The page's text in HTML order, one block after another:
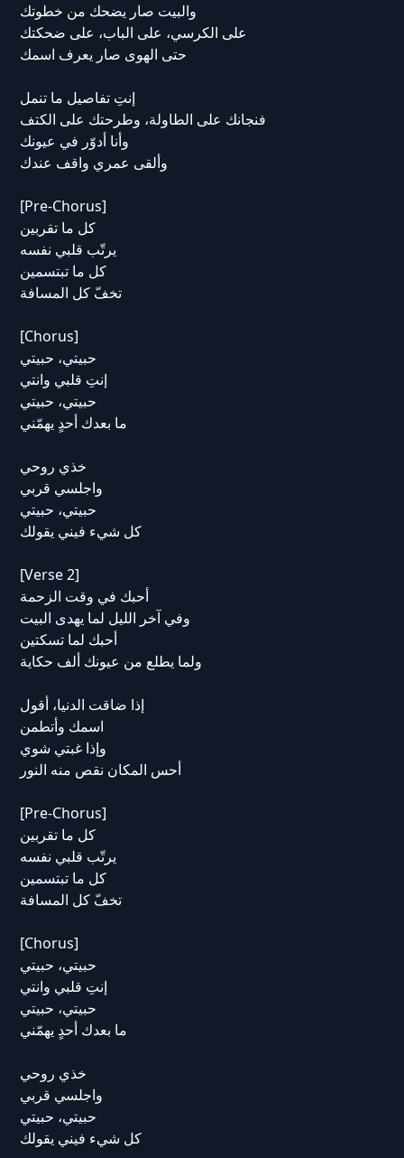
والبيت صار يضحك من خطوتك
على الكرسي، على الباب، على ضحكتك
حتى الهوى صار يعرف اسمك
إنتِ تفاصيل ما تنمل
فنجانك على الطاولة، وطرحتك على الكتف
وأنا أدوّر في عيونك
وألقى عمري واقف عندك
[Pre-Chorus]
كل ما تقربين
يرتّب قلبي نفسه
كل ما تبتسمين
تخفّ كل المسافة
[Chorus]
حبيتي، حبيتي
إنتِ قلبي وانتي
حبيتي، حبيتي
ما بعدك أحدٍ يهمّني
خذي روحي
واجلسي قربي
حبيتي، حبيتي
كل شيء فيني يقولك
[Verse 2]
أحبك في وقت الزحمة
وفي آخر الليل لما يهدى البيت
أحبك لما تسكتين
ولما يطلع من عيونك ألف حكاية
إذا ضاقت الدنيا، أقول
اسمك وأتطمن
وإذا غبتي شوي
أحس المكان نقص منه النور
[Pre-Chorus]
كل ما تقربين
يرتّب قلبي نفسه
كل ما تبتسمين
تخفّ كل المسافة
[Chorus]
حبيتي، حبيتي
إنتِ قلبي وانتي
حبيتي، حبيتي
ما بعدك أحدٍ يهمّني
خذي روحي
واجلسي قربي
حبيتي، حبيتي
كل شيء فيني يقولك